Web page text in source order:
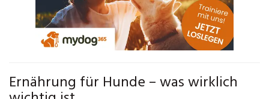
Ernährung für Hunde – was wirklich